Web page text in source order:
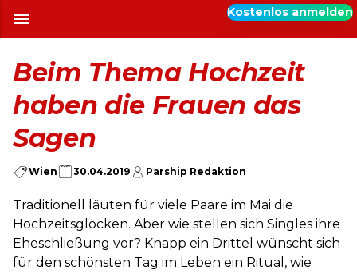
Kostenlos anmelden
Beim Thema Hochzeit
haben die Frauen das
Sagen
Wien 30.04.2019 Parship Redaktion
Traditionell läuten für viele Paare im Mai die
Hochzeitsglocken. Aber wie stellen sich Singles ihre
Eheschließung vor? Knapp ein Drittel wünscht sich
für den schönsten Tag im Leben ein Ritual, wie